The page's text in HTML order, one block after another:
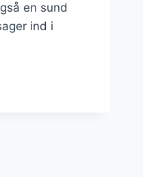
en sund
ind i